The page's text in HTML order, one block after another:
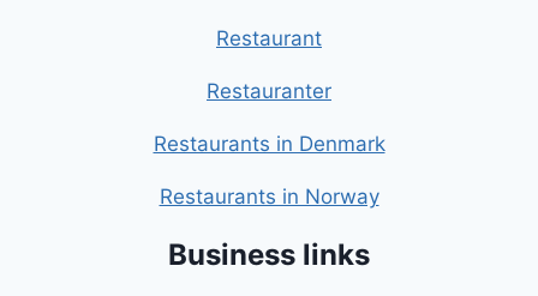
Restaurant
Restauranter
Restaurants in Denmark
Restaurants in Norway
Business links